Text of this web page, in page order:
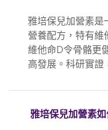
雅培保兒加營素是
營養配方，特有維
維他命D令骨骼更
高發展。科研實證
雅培保兒加營素